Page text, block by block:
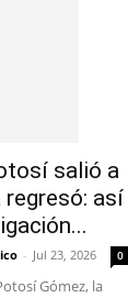
salió a
regresó: así
- Jul 23, 2026 0
Gómez, la